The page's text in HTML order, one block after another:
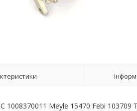
1008370011 Meyle 15470 Febi 103709